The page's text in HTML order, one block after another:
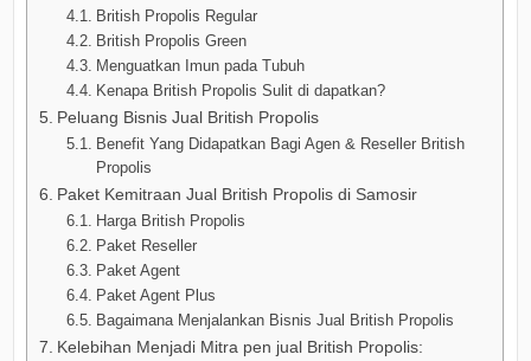
British Propolis Regular
British Propolis Green
Menguatkan Imun pada Tubuh
Kenapa British Propolis Sulit di dapatkan?
Peluang Bisnis Jual British Propolis
Benefit Yang Didapatkan Bagi Agen & Reseller British
Propolis
Paket Kemitraan Jual British Propolis di Samosir
Harga British Propolis
Paket Reseller
Paket Agent
Paket Agent Plus
Bagaimana Menjalankan Bisnis Jual British Propolis
Kelebihan Menjadi Mitra pen jual British Propolis: